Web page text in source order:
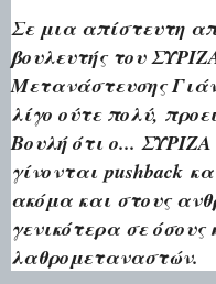
Σε μια απίστευτη
βουλευτής του
Μετανάστευσης
λίγο ούτε πολύ,
Βουλή ότι ο...
γίνονται pushback
ακόμα και στους
γενικότερα σε
λαθρομεταναστών.